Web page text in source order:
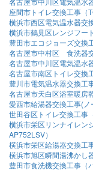
座間市トイレ交換工事（
横浜市西区電気温水器交
横浜市鶴見区レンジフー
豊田市エコジョーズ交換
名古屋市中村区 食洗器
名古屋市中川区電気温水
名古屋市南区トイレ交換
豊川市電気温水器交換工
名古屋市天白区浴室暖房
愛西市給湯器交換工事(
世田谷区トイレ交換工事
横浜市栄区リンナイレン
AP752LSV）
横浜市栄区給湯器交換工
横浜市旭区瞬間湯沸かし
豊田市食洗機交換工事（